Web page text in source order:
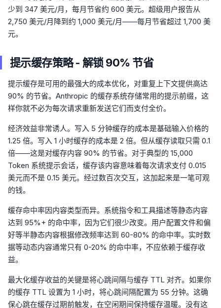
少到 347 美元/月，每月节省约 600 美元。超级用户报告从
2,750 美元/月降到约 1,000 美元/月——每月节省超过 1,700 美
元。
提示缓存策略 - 解锁 90% 节省
提示缓存是可用的最强大的成本优化，对重复上下文提供高达
90% 的节省。Anthropic 的缓存系统存储常用的提示前缀，这
样你就不必为每次请求重新发送它们而支付全价。
经济效益非常诱人。写入 5 分钟缓存的成本是基础输入价格的
1.25 倍。写入 1 小时缓存的成本是 2 倍。但从缓存读取只需 0.1
倍——这是对缓存内容 90% 的节省。对于典型的 15,000
Token 系统提示会话，缓存该内容意味着每次请求支付 0.015
美元而不是 0.15 美元。经过数百次交互，这加起来是一笔可观
的钱。
缓存命中率因内容类型而异。系统指令和工具描述等静态内容
达到 95%+ 的命中率，因为它们很少改变。用户配置文件和偏
好等半静态内容根据修改频率达到 60-80% 的命中率。实时数
据等动态内容通常只有 0-20% 的命中率，不应依赖于缓存收
益。
最大化缓存收益的关键是将心跳间隔与缓存 TTL 对齐。如果你
的缓存 TTL 设置为 1 小时，将心跳间隔配置为 55 分钟。这确
保心跳在缓存过期前触发，在空闲期间保持缓存温暖。没有这